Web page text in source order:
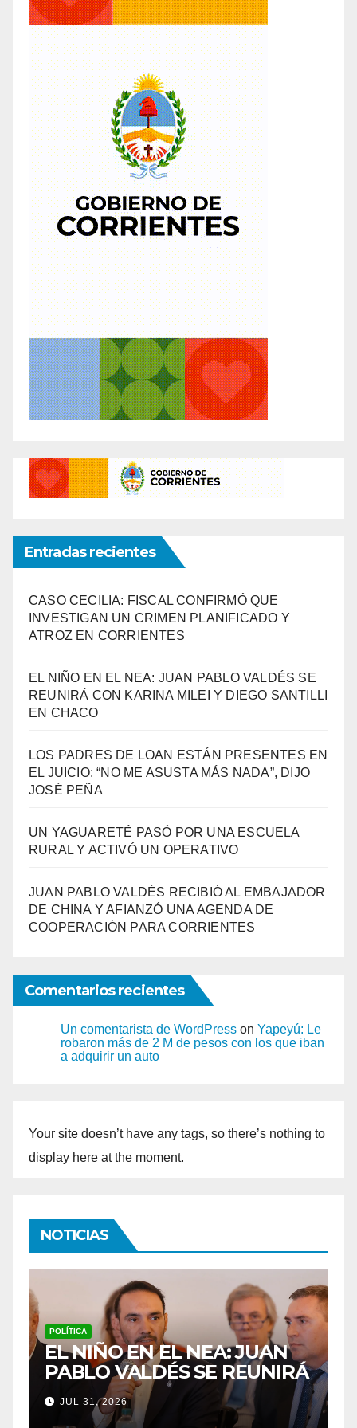
Entradas recientes
CASO CECILIA: FISCAL CONFIRMÓ QUE
INVESTIGAN UN CRIMEN PLANIFICADO Y
ATROZ EN CORRIENTES
EL NIÑO EN EL NEA: JUAN PABLO VALDÉS SE
REUNIRÁ CON KARINA MILEI Y DIEGO SANTILLI
EN CHACO
LOS PADRES DE LOAN ESTÁN PRESENTES EN
EL JUICIO: “NO ME ASUSTA MÁS NADA”, DIJO
JOSÉ PEÑA
UN YAGUARETÉ PASÓ POR UNA ESCUELA
RURAL Y ACTIVÓ UN OPERATIVO
JUAN PABLO VALDÉS RECIBIÓ AL EMBAJADOR
DE CHINA Y AFIANZÓ UNA AGENDA DE
COOPERACIÓN PARA CORRIENTES
Comentarios recientes
Un comentarista de WordPress on Yapeyú: Le
robaron más de 2 M de pesos con los que iban
a adquirir un auto
Your site doesn’t have any tags, so there’s nothing to
display here at the moment.
NOTICIAS
POLICIALES
LOS PADRES DE LOAN
ESTÁN PRESENTES EN EL
JUICIO: “NO ME ASUSTA
MÁS NADA”, DIJO JOSÉ
JUL 29, 2026